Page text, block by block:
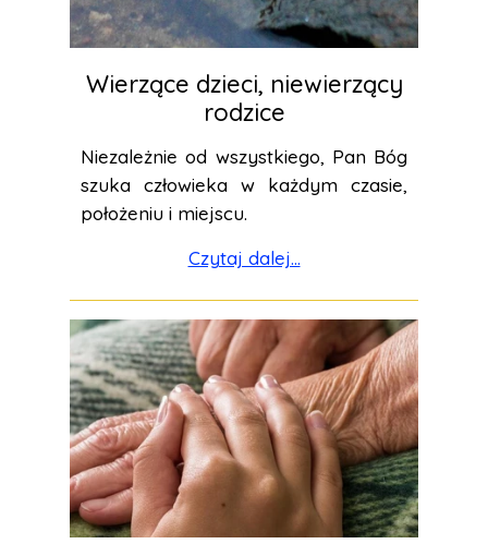
Wierzące dzieci, niewierzący
rodzice
Niezależnie od wszystkiego, Pan Bóg
szuka człowieka w każdym czasie,
położeniu i miejscu.
Czytaj dalej...